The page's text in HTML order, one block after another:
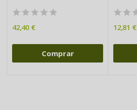
42,40 €
Comprar
12,81 €